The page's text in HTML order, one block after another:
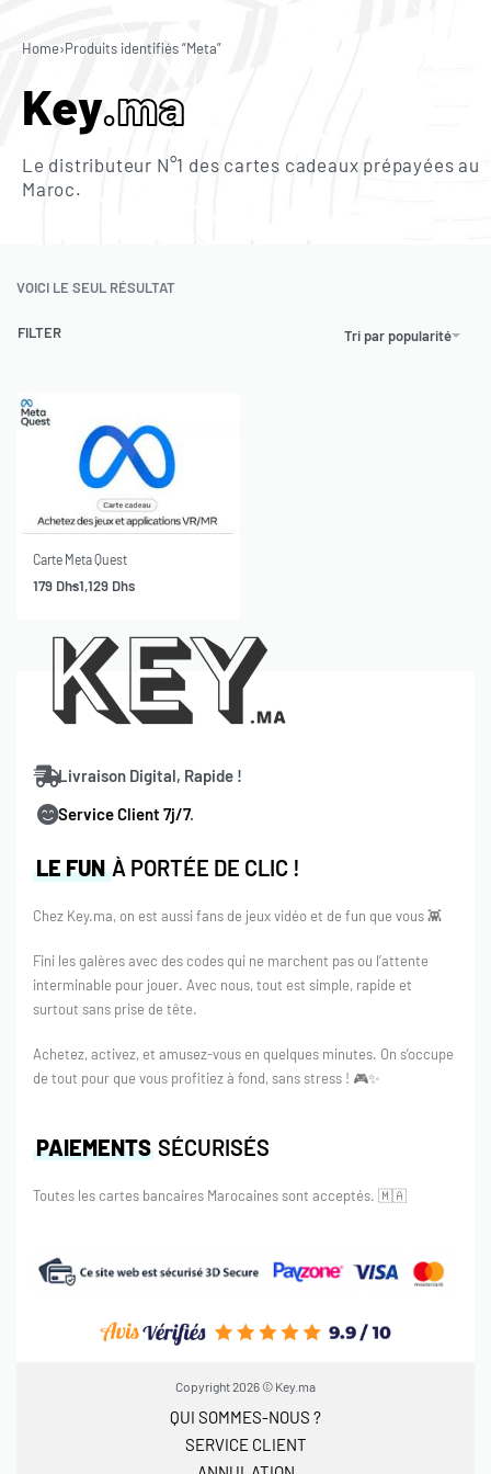
Home›Produits identifiés “Meta”
Key.ma
Le distributeur N°1 des cartes cadeaux prépayées au
Maroc.
VOICI LE SEUL RÉSULTAT
Tri par popularité
FILTER
Carte Meta Quest
179 Dhs1,129 Dhs
LE FUNÀ PORTÉE DE CLIC !
Chez Key.ma, on est aussi fans de jeux vidéo et de fun que vous 👾
Fini les galères avec des codes qui ne marchent pas ou l’attente
interminable pour jouer. Avec nous, tout est simple, rapide et
surtout sans prise de tête.
Achetez, activez, et amusez-vous en quelques minutes. On s’occupe
de tout pour que vous profitiez à fond, sans stress ! 🎮✨
Livraison Digital, Rapide !
Service Client 7j/7.
PAIEMENTS SÉCURISÉS
Toutes les cartes bancaires Marocaines sont acceptés. 🇲🇦
Copyright 2026 © Key.ma
QUI SOMMES-NOUS ?
SERVICE CLIENT